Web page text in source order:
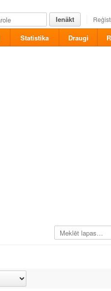
Ienākt
Statistika Draugi